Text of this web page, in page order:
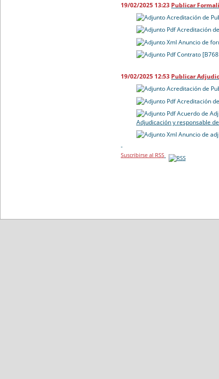
19/02/2025 13:23 Publicar
Acreditación de
Acreditación
Anuncio de
Contrato
19/02/2025 12:53 Publicar
Acreditación de
Acreditación
Acuerdo de
Adjudicación y responsable
Anuncio de
-
Suscribirse al RSS